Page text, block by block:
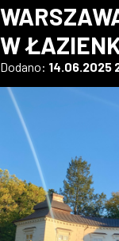
KULTURA
ZDJĘCIA
W WARSZAWIE
MARKETPLACE
W
Dodano: 14.06.2025